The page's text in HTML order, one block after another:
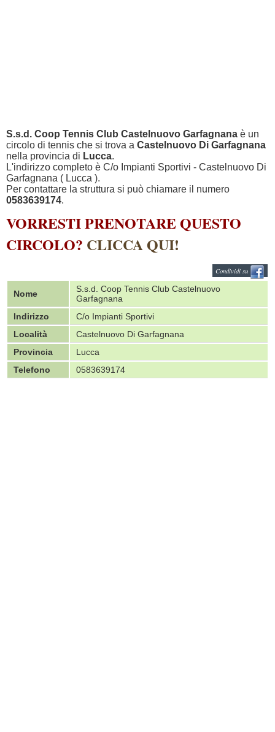
S.s.d. Coop Tennis Club Castelnuovo Garfagnana è un
circolo di tennis che si trova a Castelnuovo Di Garfagnana
nella provincia di Lucca.
L'indirizzo completo è C/o Impianti Sportivi - Castelnuovo Di
Garfagnana ( Lucca ).
Per contattare la struttura si può chiamare il numero
0583639174.
VORRESTI PRENOTARE QUESTO
CIRCOLO? CLICCA QUI!
Condividi su
Nome
S.s.d. Coop Tennis Club Castelnuovo
Garfagnana
Indirizzo
C/o Impianti Sportivi
Località
Castelnuovo Di Garfagnana
Provincia
Lucca
Telefono
0583639174